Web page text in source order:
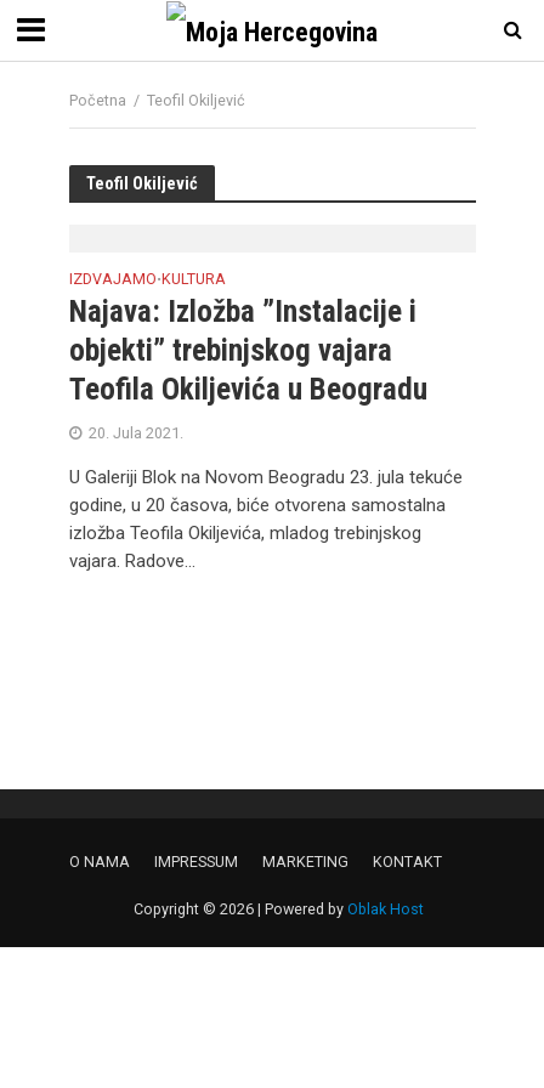
Početna / Teofil Okiljević
Teofil Okiljević
IZDVAJAMO•KULTURA
Najava: Izložba ”Instalacije i
objekti” trebinjskog vajara
Teofila Okiljevića u Beogradu
20. Jula 2021.
U Galeriji Blok na Novom Beogradu 23. jula tekuće
godine, u 20 časova, biće otvorena samostalna
izložba Teofila Okiljevića, mladog trebinjskog
vajara. Radove...
O NAMA IMPRESSUM MARKETING KONTAKT
Copyright © 2026 | Powered by Oblak Host